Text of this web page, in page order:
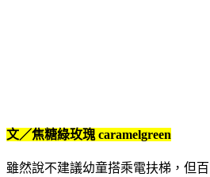
文／焦糖綠玫瑰 caramelgreen
雖然說不建議幼童搭乘電扶梯，但